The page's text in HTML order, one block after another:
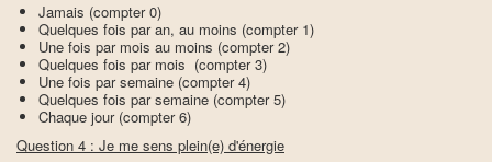
Jamais (compter 0)
Quelques fois par an, au moins (compter 1)
Une fois par mois au moins (compter 2)
Quelques fois par mois (compter 3)
Une fois par semaine (compter 4)
Quelques fois par semaine (compter 5)
Chaque jour (compter 6)
Question 4 : Je me sens plein(e) d'énergie